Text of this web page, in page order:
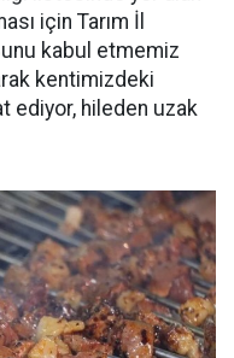
için Tarım İl
kabul etmemiz
kentimizdeki
ediyor, hileden uzak